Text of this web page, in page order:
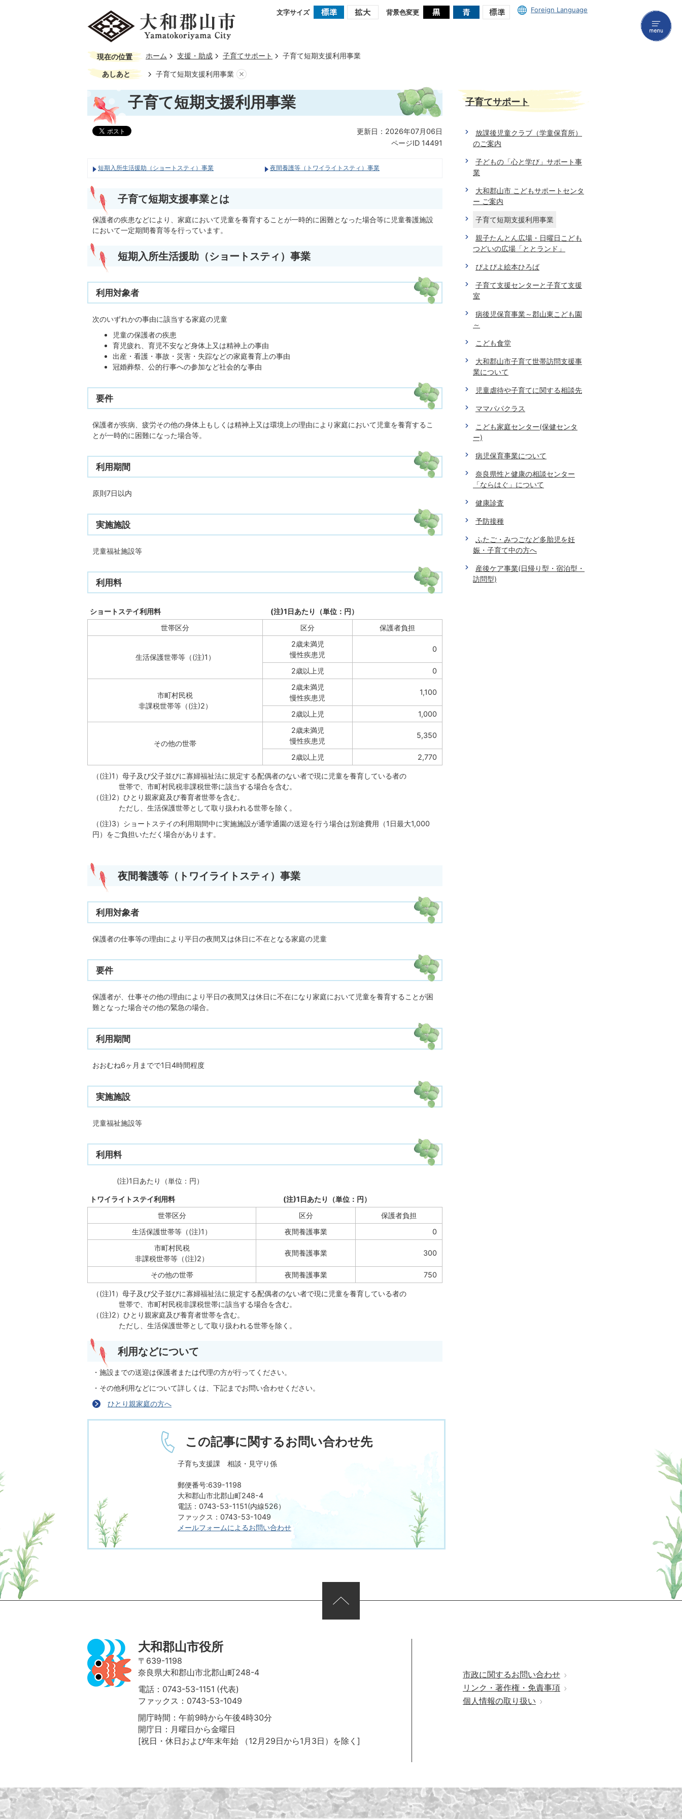
文字サイズ 背景色変更 Foreign Language
現在の位置 ホーム 支援・助成 子育てサポート 子育て短期支援利用事業
あしあと 子育て短期支援利用事業
子育て短期支援利用事業
更新日：2026年07月06日
ページID 14491
短期入所生活援助（ショートスティ）事業 夜間養護等（トワイライトスティ）事業
子育て短期支援事業とは
保護者の疾患などにより、家庭において児童を養育することが一時的に困難となった場合等に児童養護施設
において一定期間養育等を行っています。
短期入所生活援助（ショートスティ）事業
利用対象者
次のいずれかの事由に該当する家庭の児童
児童の保護者の疾患
育児疲れ、育児不安など身体上又は精神上の事由
出産・看護・事故・災害・失踪などの家庭養育上の事由
冠婚葬祭、公的行事への参加など社会的な事由
要件
保護者が疾病、疲労その他の身体上もしくは精神上又は環境上の理由により家庭において児童を養育するこ
とが一時的に困難になった場合等。
利用期間
原則7日以内
実施施設
児童福祉施設等
利用料
ショートステイ利用料 (注)1日あたり（単位：円）
世帯区分
区分 保護者負担
生活保護世帯等（(注)1）
2歳未満児
慢性疾患児
0
2歳以上児 0
市町村民税
非課税世帯等（(注)2）
2歳未満児
慢性疾患児
1,100
2歳以上児 1,000
その他の世帯
2歳未満児
慢性疾患児
5,350
2歳以上児 2,770
（(注)1）母子及び父子並びに寡婦福祉法に規定する配偶者のない者で現に児童を養育している者の
世帯で、市町村民税非課税世帯に該当する場合を含む。
（(注)2）ひとり親家庭及び養育者世帯を含む。
ただし、生活保護世帯として取り扱われる世帯を除く。
（(注)3）ショートステイの利用期間中に実施施設が通学通園の送迎を行う場合は別途費用（1日最大1,000
円）をご負担いただく場合があります。
夜間養護等（トワイライトスティ）事業
利用対象者
保護者の仕事等の理由により平日の夜間又は休日に不在となる家庭の児童
要件
保護者が、仕事その他の理由により平日の夜間又は休日に不在になり家庭において児童を養育することが困
難となった場合その他の緊急の場合。
利用期間
おおむね6ヶ月までで1日4時間程度
実施施設
児童福祉施設等
利用料
(注)1日あたり（単位：円）
トワイライトステイ利用料 (注)1日あたり（単位：円）
世帯区分
区分
保護者負担
生活保護世帯等（(注)1）
夜間養護事業
0
市町村民税
非課税世帯等（(注)2）
夜間養護事業 300
その他の世帯 夜間養護事業 750
（(注)1）母子及び父子並びに寡婦福祉法に規定する配偶者のない者で現に児童を養育している者の
世帯で、市町村民税非課税世帯に該当する場合を含む。
（(注)2）ひとり親家庭及び養育者世帯を含む。
ただし、生活保護世帯として取り扱われる世帯を除く。
利用などについて
・施設までの送迎は保護者または代理の方が行ってください。
・その他利用などについて詳しくは、下記までお問い合わせください。
ひとり親家庭の方へ
この記事に関するお問い合わせ先
子育ち支援課 相談・見守り係
郵便番号:639-1198
大和郡山市北郡山町248-4
電話：0743-53-1151(内線526）
ファックス：0743-53-1049
メールフォームによるお問い合わせ
子育てサポート
放課後児童クラブ（学童保育所）
のご案内
子どもの「心と学び」サポート事
業
大和郡山市 こどもサポートセンタ
ー ご案内
子育て短期支援利用事業
親子たんとん広場・日曜日こども
つどいの広場「ととランド」
ぴよぴよ絵本ひろば
子育て支援センターと子育て支援
室
病後児保育事業～郡山東こども園
～
こども食堂
大和郡山市子育て世帯訪問支援事
業について
児童虐待や子育てに関する相談先
ママパパクラス
こども家庭センター(保健センタ
ー)
病児保育事業について
奈良県性と健康の相談センター
「ならはぐ」について
健康診査
予防接種
ふたご・みつごなど多胎児を妊
娠・子育て中の方へ
産後ケア事業(日帰り型・宿泊型・
訪問型)
大和郡山市役所
〒639-1198
奈良県大和郡山市北郡山町248-4
電話：0743-53-1151 (代表)
ファックス：0743-53-1049
開庁時間：午前9時から午後4時30分
開庁日：月曜日から金曜日
[祝日・休日および年末年始
（12月29日から1月3日）を除く]
市政に関するお問い合わせ
リンク・著作権・免責事項
個人情報の取り扱い